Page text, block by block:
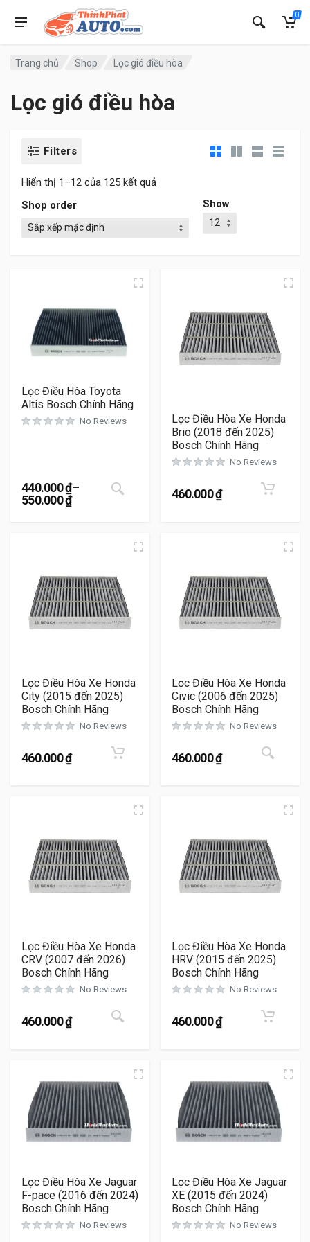
0
Trang chủ Shop Lọc gió điều hòa
Lọc gió điều hòa
Filters
Hiển thị 1–12 của 125 kết quả
Shop order
Show
Lọc Điều Hòa Toyota
Altis Bosch Chính Hãng
No Reviews
440.000₫–
550.000₫
Khoảng giá: từ 440.000 ₫ đến 550.000 ₫
Sản phẩm này có nhiều biến thể.
Lọc Điều Hòa Xe Honda
Brio (2018 đến 2025)
Bosch Chính Hãng
No Reviews
460.000₫
Lọc Điều Hòa Xe Honda
City (2015 đến 2025)
Bosch Chính Hãng
No Reviews
460.000₫
Lọc Điều Hòa Xe Honda
Civic (2006 đến 2025)
Bosch Chính Hãng
No Reviews
460.000₫
Lọc Điều Hòa Xe Honda
CRV (2007 đến 2026)
Bosch Chính Hãng
No Reviews
460.000₫
Sản phẩm này có nhiều biến thể.
Lọc Điều Hòa Xe Honda
HRV (2015 đến 2025)
Bosch Chính Hãng
No Reviews
460.000₫
Lọc Điều Hòa Xe Jaguar
F-pace (2016 đến 2024)
Bosch Chính Hãng
No Reviews
Lọc Điều Hòa Xe Jaguar
XE (2015 đến 2024)
Bosch Chính Hãng
No Reviews